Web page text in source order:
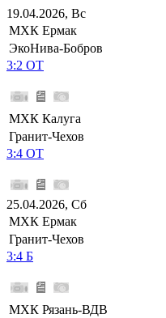
19.04.2026, Вс
МХК Ермак
ЭкоНива-Бобров
3:2 ОТ
МХК Калуга
Гранит-Чехов
3:4 ОТ
25.04.2026, Сб
МХК Ермак
Гранит-Чехов
3:4 Б
МХК Рязань-ВДВ